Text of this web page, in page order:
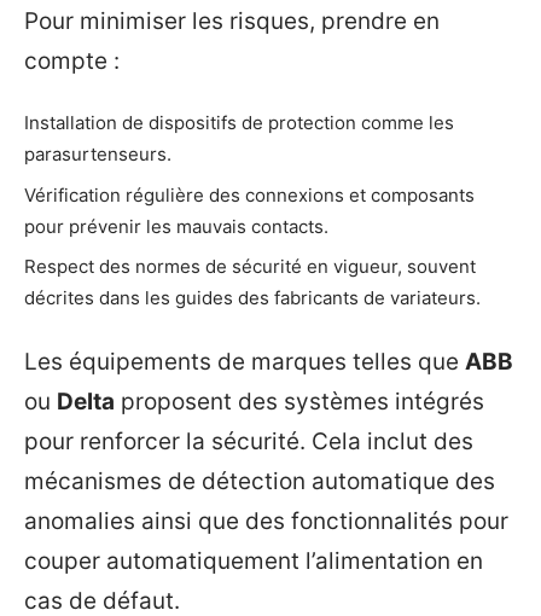
Pour minimiser les risques, prendre en
compte :
Installation de dispositifs de protection comme les
parasurtenseurs.
Vérification régulière des connexions et composants
pour prévenir les mauvais contacts.
Respect des normes de sécurité en vigueur, souvent
décrites dans les guides des fabricants de variateurs.
Les équipements de marques telles que ABB
ou Delta proposent des systèmes intégrés
pour renforcer la sécurité. Cela inclut des
mécanismes de détection automatique des
anomalies ainsi que des fonctionnalités pour
couper automatiquement l’alimentation en
cas de défaut.